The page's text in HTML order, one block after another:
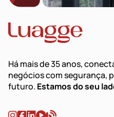
Há mais de 35 anos,
negócios com segurança,
futuro. Estamos do seu